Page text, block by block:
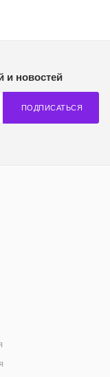
и новостей
ПОДПИСАТЬСЯ